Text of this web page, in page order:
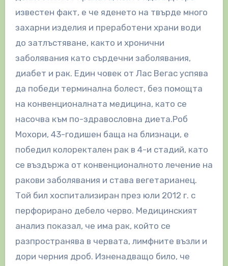
известен факт, е че яденето на твърде много
захарни изделия и преработени храни води
до затлъстяване, както и хронични
заболявания като сърдечни заболявания,
диабет и рак. Един човек от Лас Вегас успява
да победи терминална болест, без помощта
на конвенционалната медицина, като се
насочва към по-здравословна диета.Роб
Мохори, 43-годишен баща на близнаци, е
победил колоректален рак в 4-и стадий, като
се въздържа от конвенционалното лечение на
ракови заболявания и става вегетарианец.
Той бил хоспитализиран през юли 2012 г. с
перфорирано дебело черво. Медицинският
анализ показал, че има рак, който се
разпространява в червата, лимфните възли и
дори черния дроб. Изненадващо било, че